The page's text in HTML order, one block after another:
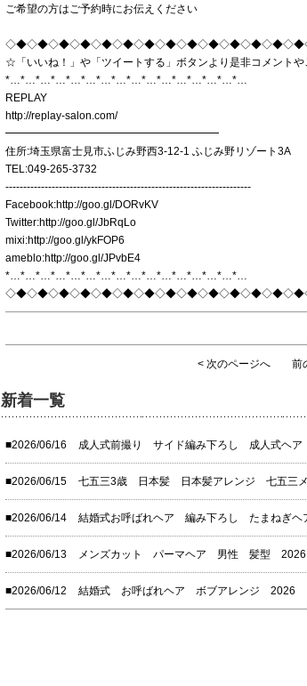
ご希望の方はご予約時にお伝えください
☆「いいね！」や「ツイートする」ボタンより是非コメント
*…*…*…*…*…*…*…*…*…*…*…*…*…*…*…*…
REPLAY
http://replay-salon.com/
━━━━━━━━━━━━━━━━━━━━
住所:埼玉県富士見市ふじみ野西3-12-1 ふじみ野リゾート3A
TEL:049-265-3732
---------------------------------------------------------------------
Facebook:http://goo.gl/DORvKV
Twitter:http://goo.gl/JbRqLo
mixi:http://goo.gl/ykFOP6
ameblo:http://goo.gl/JPvbE4
*…*…*…*…*…*…*…*…*…*…*…*…*…*…*…*…
< 次のページへ 前
新着一覧
■2026/06/16 成人式前撮り サイド編み下ろし 成人式ヘア
■2026/06/15 七五三3歳 日本髪 日本髪アレンジ 七五三
■2026/06/14 結婚式お呼ばれヘア 編み下ろし たまねぎ
■2026/06/13 メンズカット パーマヘア 男性 髪型 2026
■2026/06/12 結婚式 お呼ばれヘア ボブアレンジ 2026